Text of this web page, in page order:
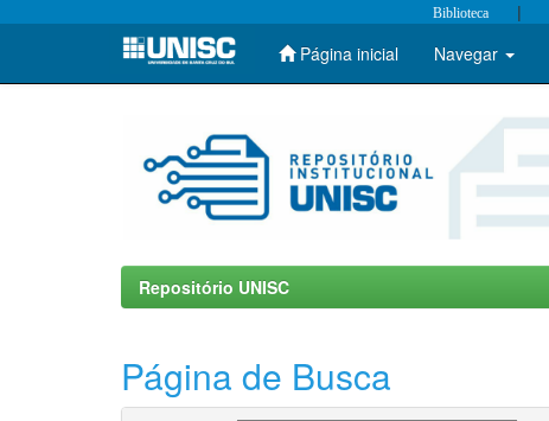
Skip
Biblioteca |
Página inicial Navegar
Repositório UNISC
Página de Busca